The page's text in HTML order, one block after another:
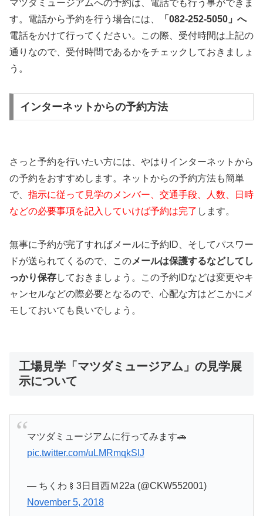
マツダミュージアムへの予約は、電話でも行う事ができま
す。電話から予約を行う場合には、
「082-252-5050」へ
電話をかけて行ってください。この際、受付時間は上記の
通りなので、受付時間であるかをチェックしておきましょ
う。
インターネットからの予約方法
さっと予約を行いたい方には、やはりインターネットから
の予約をおすすめします。ネットからの予約方法も簡単
で、 指示に従って見学のメンバー、交通手段、人数、日時
などの必要事項を記入していけば予約は完了 します。
無事に予約が完了すればメールに予約ID、そしてパスワー
ドが送られてくるので、このメールは保護するなどしてし
っかり保存しておきましょう。この予約IDなどは変更やキ
ャンセルなどの際必要となるので、心配な方はどこかにメ
モしておいても良いでしょう。
工場見学「マツダミュージアム」の見学展
示について
マツダミュージアムに行ってみます🚗
pic.twitter.com/uLMRmqkSIJ
— ちくわ🍢3日目西Ｍ22a (@CKW552001)
November 5, 2018